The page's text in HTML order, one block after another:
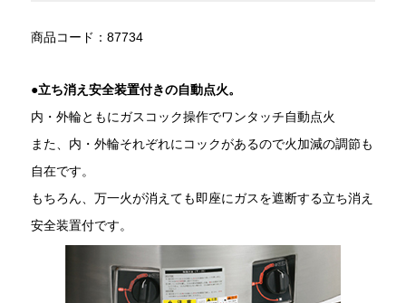
商品コード：87734
●立ち消え安全装置付きの自動点火。
内・外輪ともにガスコック操作でワンタッチ自動点火
また、内・外輪それぞれにコックがあるので火加減の調節も
自在です。
もちろん、万一火が消えても即座にガスを遮断する立ち消え
安全装置付です。